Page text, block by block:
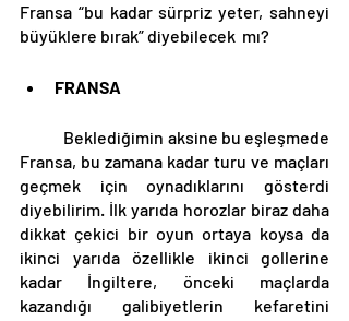
Fransa “bu kadar sürpriz yeter, sahneyi
büyüklere bırak” diyebilecek  mı?
FRANSA
Fransa, bu zamana kadar turu ve maçları
geçmek için oynadıklarını gösterdi
diyebilirim. İlk yarıda horozlar biraz daha
dikkat çekici bir oyun ortaya koysa da
ikinci yarıda özellikle ikinci gollerine
kadar İngiltere, önceki maçlarda
kazandığı galibiyetlerin kefaretini